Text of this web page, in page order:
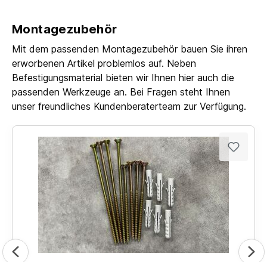
Montagezubehör
Mit dem passenden Montagezubehör bauen Sie ihren
erworbenen Artikel problemlos auf. Neben
Befestigungsmaterial bieten wir Ihnen hier auch die
passenden Werkzeuge an. Bei Fragen steht Ihnen
unser freundliches Kundenberaterteam zur Verfügung.